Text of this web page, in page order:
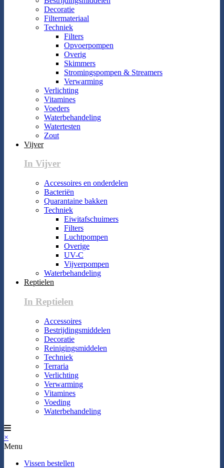
Decoratie
Filtermateriaal
Techniek
Filters
Opvoerpompen
Overig
Skimmers
Stromingspompen & Streamers
Verwarming
Verlichting
Vitamines
Voeders
Waterbehandeling
Watertesten
Zout
Vijver
In Vijver
Accessoires en onderdelen
Bacteriën
Quarantaine bakken
Techniek
Eiwitafschuimers
Filters
Luchtpompen
Overige
UV-C
Vijverpompen
Waterbehandeling
Reptielen
In Reptielen
Accessoires
Bestrijdingsmiddelen
Decoratie
Reinigingsmiddelen
Techniek
Terraria
Verlichting
Verwarming
Vitamines
Voeding
Waterbehandeling
×
Menu
Vissen bestellen